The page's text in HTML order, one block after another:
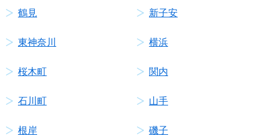
鶴見 新子安
東神奈川 横浜
桜木町 関内
石川町 山手
根岸 磯子